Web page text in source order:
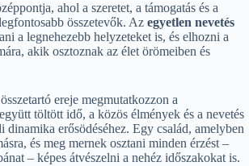
ahol a szeretet, a támogatás és a
összetevők. Az egyetlen nevetés
a legnehezebb helyzeteket is, és elhozni a
akik osztoznak az élet örömeiben és
ereje megmutatkozzon a
töltött idő, a közös élmények és a nevetés
dinamika erősödéséhez. Egy család, amelyben
és meg mernek osztani minden érzést –
– képes átvészelni a nehéz időszakokat is.